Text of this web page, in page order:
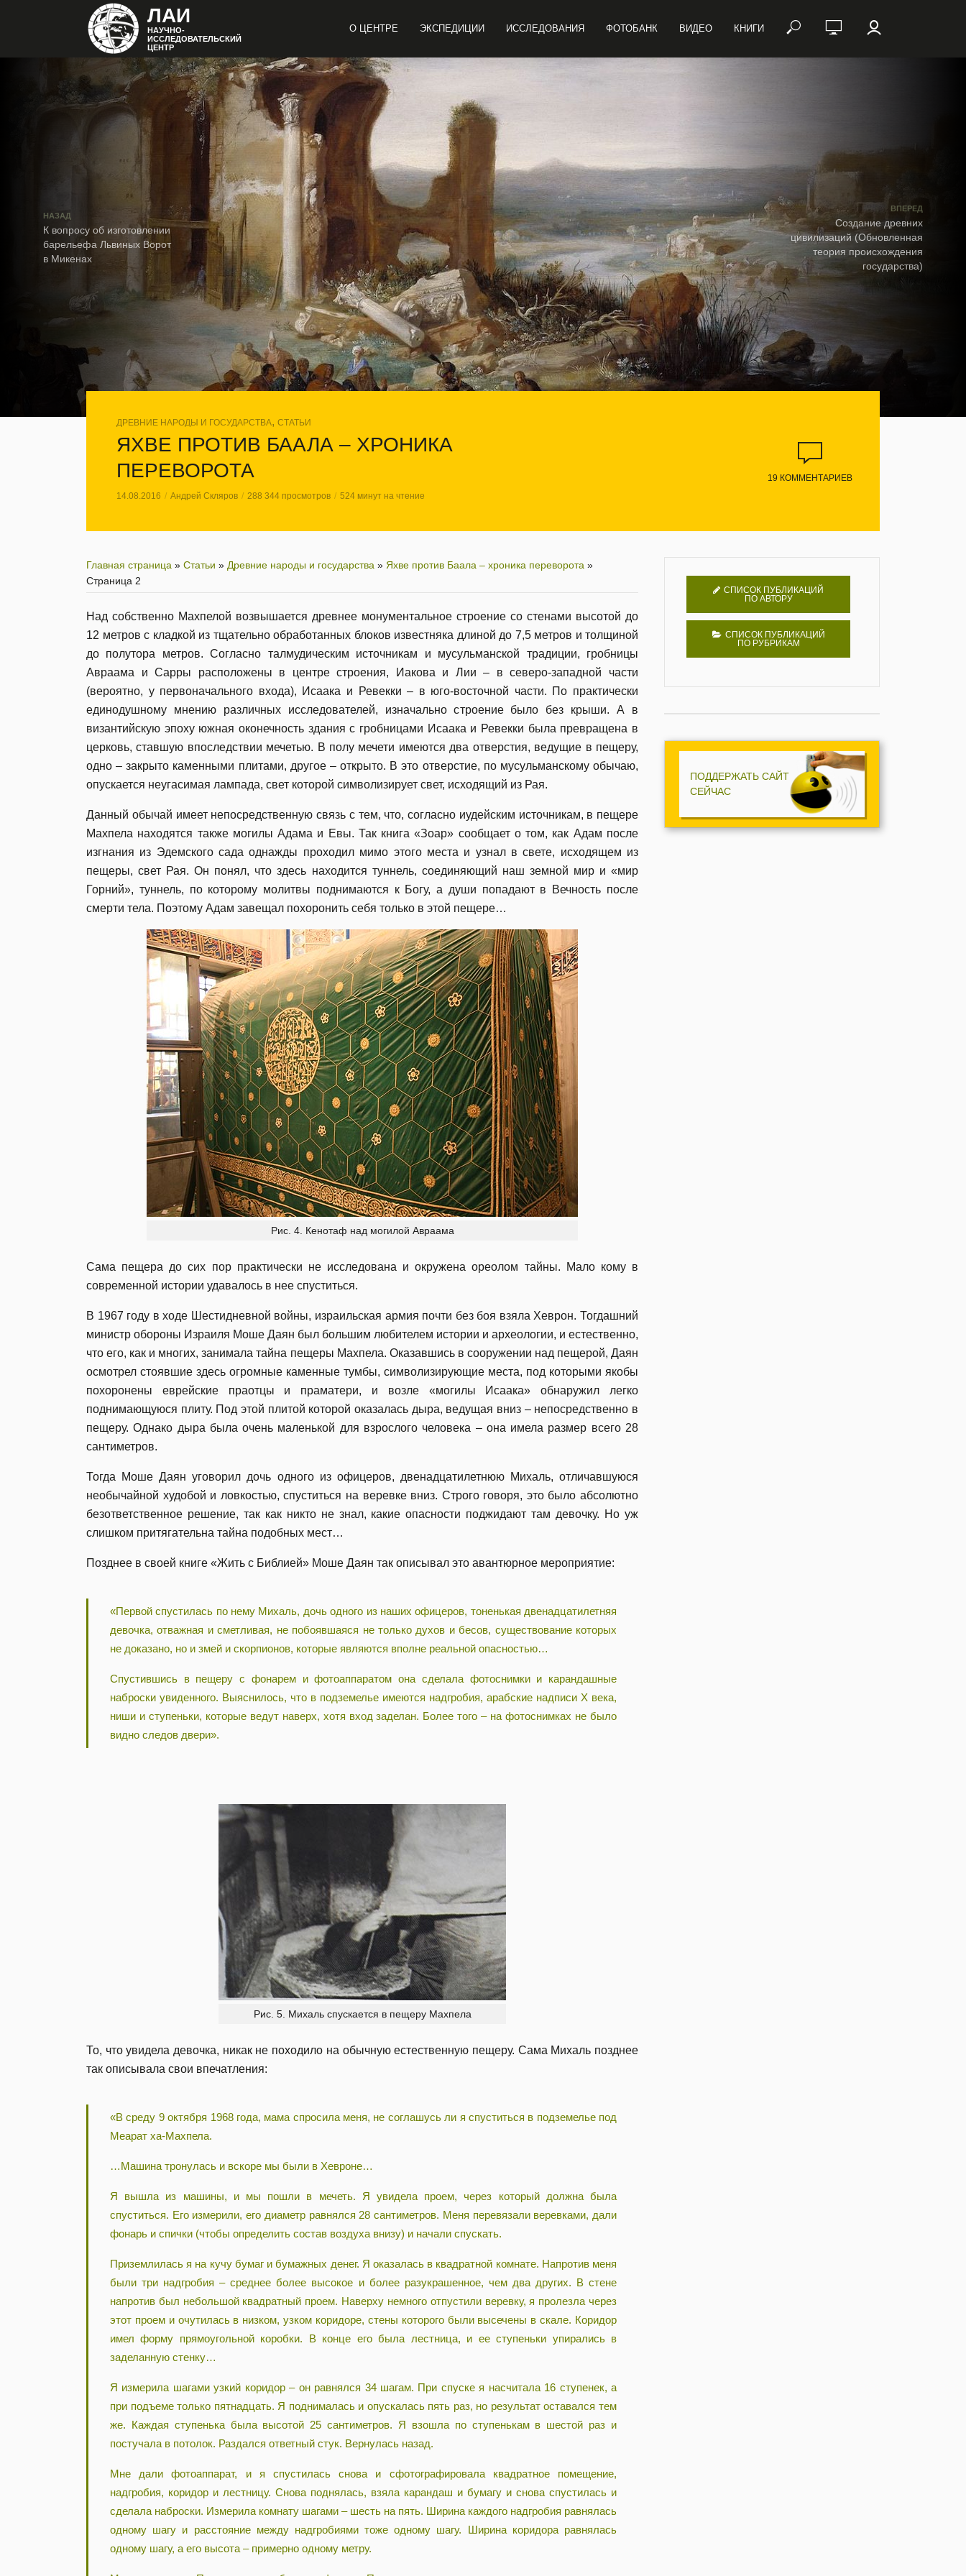
ЛАИ
НАУЧНО-
ИССЛЕДОВАТЕЛЬСКИЙ
ЦЕНТР
О ЦЕНТРЕ ЭКСПЕДИЦИИ ИССЛЕДОВАНИЯ ФОТОБАНК ВИДЕО КНИГИ
НАЗАД
К вопросу об изготовлении
барельефа Львиных Ворот
в Микенах
ВПЕРЕД
Создание древних
цивилизаций (Обновленная
теория происхождения
государства)
ДРЕВНИЕ НАРОДЫ И ГОСУДАРСТВА, СТАТЬИ
ЯХВЕ ПРОТИВ БААЛА – ХРОНИКА
ПЕРЕВОРОТА
14.08.2016 Андрей Скляров 288 344 просмотров 524 минут на чтение
19 КОММЕНТАРИЕВ
Главная страница » Статьи » Древние народы и государства » Яхве против Баала – хроника переворота »
Страница 2
Над собственно Махпелой возвышается древнее монументальное строение со стенами высотой до
12 метров с кладкой из тщательно обработанных блоков известняка длиной до 7,5 метров и толщиной
до полутора метров. Согласно талмудическим источникам и мусульманской традиции, гробницы
Авраама и Сарры расположены в центре строения, Иакова и Лии – в северо-западной части
(вероятно, у первоначального входа), Исаака и Ревекки – в юго-восточной части. По практически
единодушному мнению различных исследователей, изначально строение было без крыши. А в
византийскую эпоху южная оконечность здания с гробницами Исаака и Ревекки была превращена в
церковь, ставшую впоследствии мечетью. В полу мечети имеются два отверстия, ведущие в пещеру,
одно – закрыто каменными плитами, другое – открыто. В это отверстие, по мусульманскому обычаю,
опускается неугасимая лампада, свет которой символизирует свет, исходящий из Рая.
Данный обычай имеет непосредственную связь с тем, что, согласно иудейским источникам, в пещере
Махпела находятся также могилы Адама и Евы. Так книга «Зоар» сообщает о том, как Адам после
изгнания из Эдемского сада однажды проходил мимо этого места и узнал в свете, исходящем из
пещеры, свет Рая. Он понял, что здесь находится туннель, соединяющий наш земной мир и «мир
Горний», туннель, по которому молитвы поднимаются к Богу, а души попадают в Вечность после
смерти тела. Поэтому Адам завещал похоронить себя только в этой пещере…
Рис. 4. Кенотаф над могилой Авраама
Сама пещера до сих пор практически не исследована и окружена ореолом тайны. Мало кому в
современной истории удавалось в нее спуститься.
В 1967 году в ходе Шестидневной войны, израильская армия почти без боя взяла Хеврон. Тогдашний
министр обороны Израиля Моше Даян был большим любителем истории и археологии, и естественно,
что его, как и многих, занимала тайна пещеры Махпела. Оказавшись в сооружении над пещерой, Даян
осмотрел стоявшие здесь огромные каменные тумбы, символизирующие места, под которыми якобы
похоронены еврейские праотцы и праматери, и возле «могилы Исаака» обнаружил легко
поднимающуюся плиту. Под этой плитой которой оказалась дыра, ведущая вниз – непосредственно в
пещеру. Однако дыра была очень маленькой для взрослого человека – она имела размер всего 28
сантиметров.
Тогда Моше Даян уговорил дочь одного из офицеров, двенадцатилетнюю Михаль, отличавшуюся
необычайной худобой и ловкостью, спуститься на веревке вниз. Строго говоря, это было абсолютно
безответственное решение, так как никто не знал, какие опасности поджидают там девочку. Но уж
слишком притягательна тайна подобных мест…
Позднее в своей книге «Жить с Библией» Моше Даян так описывал это авантюрное мероприятие:
«Первой спустилась по нему Михаль, дочь одного из наших офицеров, тоненькая двенадцатилетняя
девочка, отважная и сметливая, не побоявшаяся не только духов и бесов, существование которых
не доказано, но и змей и скорпионов, которые являются вполне реальной опасностью…
Спустившись в пещеру с фонарем и фотоаппаратом она сделала фотоснимки и карандашные
наброски увиденного. Выяснилось, что в подземелье имеются надгробия, арабские надписи Х века,
ниши и ступеньки, которые ведут наверх, хотя вход заделан. Более того – на фотоснимках не было
видно следов двери».
Рис. 5. Михаль спускается в пещеру Махпела
То, что увидела девочка, никак не походило на обычную естественную пещеру. Сама Михаль позднее
так описывала свои впечатления:
«В среду 9 октября 1968 года, мама спросила меня, не соглашусь ли я спуститься в подземелье под
Меарат ха-Махпела.
…Машина тронулась и вскоре мы были в Хевроне…
Я вышла из машины, и мы пошли в мечеть. Я увидела проем, через который должна была
спуститься. Его измерили, его диаметр равнялся 28 сантиметров. Меня перевязали веревками, дали
фонарь и спички (чтобы определить состав воздуха внизу) и начали спускать.
Приземлилась я на кучу бумаг и бумажных денег. Я оказалась в квадратной комнате. Напротив меня
были три надгробия – среднее более высокое и более разукрашенное, чем два других. В стене
напротив был небольшой квадратный проем. Наверху немного отпустили веревку, я пролезла через
этот проем и очутилась в низком, узком коридоре, стены которого были высечены в скале. Коридор
имел форму прямоугольной коробки. В конце его была лестница, и ее ступеньки упирались в
заделанную стенку…
Я измерила шагами узкий коридор – он равнялся 34 шагам. При спуске я насчитала 16 ступенек, а
при подъеме только пятнадцать. Я поднималась и опускалась пять раз, но результат оставался тем
же. Каждая ступенька была высотой 25 сантиметров. Я взошла по ступенькам в шестой раз и
постучала в потолок. Раздался ответный стук. Вернулась назад.
Мне дали фотоаппарат, и я спустилась снова и сфотографировала квадратное помещение,
надгробия, коридор и лестницу. Снова поднялась, взяла карандаш и бумагу и снова спустилась и
сделала наброски. Измерила комнату шагами – шесть на пять. Ширина каждого надгробия равнялась
одному шагу и расстояние между надгробиями тоже одному шагу. Ширина коридора равнялась
одному шагу, а его высота – примерно одному метру.
СПИСОК ПУБЛИКАЦИЙ
ПО АВТОРУ
СПИСОК ПУБЛИКАЦИЙ
ПО РУБРИКАМ
ПОДДЕРЖАТЬ САЙТ
СЕЙЧАС